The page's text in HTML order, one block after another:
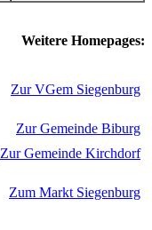
Weitere Homepages:
Zur VGem Siegenburg
Zur Gemeinde Biburg
Zur Gemeinde Kirchdorf
Zum Markt Siegenburg